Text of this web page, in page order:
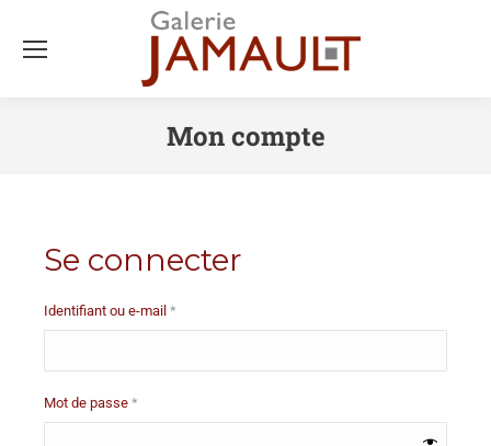
Mon compte
Se connecter
Identifiant ou e-mail *
Mot de passe *